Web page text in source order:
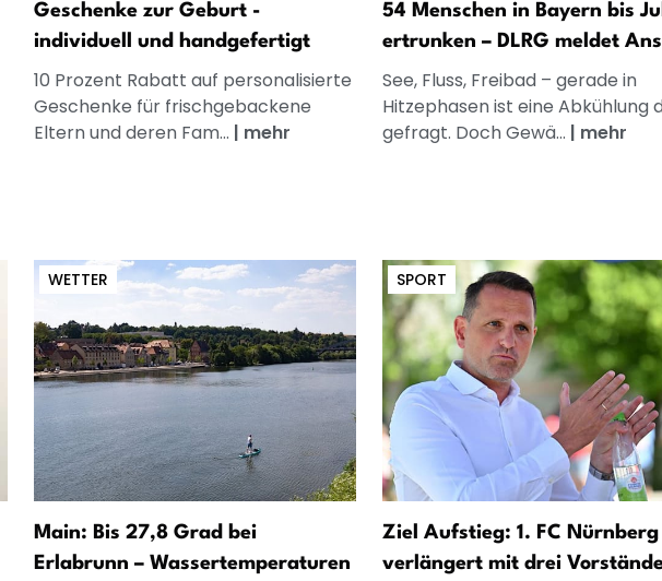
Geschenke zur Geburt -
individuell und handgefertigt
10 Prozent Rabatt auf personalisierte
Geschenke für frischgebackene
Eltern und deren Fam... | mehr
54 Menschen in Bayern bis
ertrunken – DLRG meldet
See, Fluss, Freibad – gerade in
Hitzephasen ist eine Abkühlung
gefragt. Doch Gewä... | mehr
WETTER
Main: Bis 27,8 Grad bei
Erlabrunn – Wassertemperaturen
SPORT
Ziel Aufstieg: 1. FC Nürnberg
verlängert mit drei